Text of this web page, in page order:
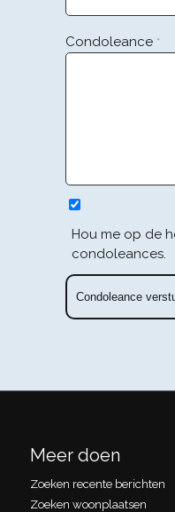
Condoleance *
Hou me op de
condoleances.
Meer doen
Zoeken recente berichten
Zoeken woonplaatsen